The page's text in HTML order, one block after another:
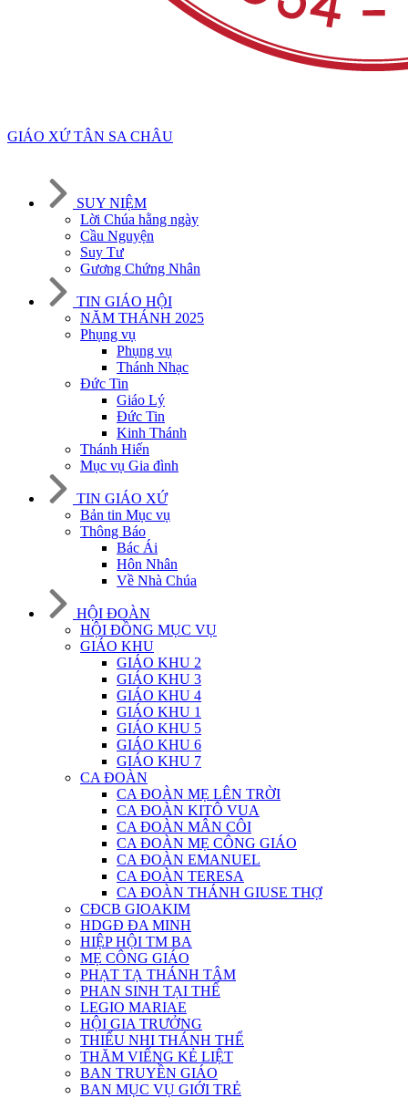
GIÁO XỨ TÂN SA CHÂU
SUY NIỆM
Lời Chúa hằng ngày
Cầu Nguyện
Suy Tư
Gương Chứng Nhân
TIN GIÁO HỘI
NĂM THÁNH 2025
Phụng vụ
Phụng vụ
Thánh Nhạc
Đức Tin
Giáo Lý
Đức Tin
Kinh Thánh
Thánh Hiến
Mục vụ Gia đình
TIN GIÁO XỨ
Bản tin Mục vụ
Thông Báo
Bác Ái
Hôn Nhân
Về Nhà Chúa
HỘI ĐOÀN
HỘI ĐỒNG MỤC VỤ
GIÁO KHU
GIÁO KHU 2
GIÁO KHU 3
GIÁO KHU 4
GIÁO KHU 1
GIÁO KHU 5
GIÁO KHU 6
GIÁO KHU 7
CA ĐOÀN
CA ĐOÀN MẸ LÊN TRỜI
CA ĐOÀN KITÔ VUA
CA ĐOÀN MÂN CÔI
CA ĐOÀN MẸ CÔNG GIÁO
CA ĐOÀN EMANUEL
CA ĐOÀN TERESA
CA ĐOÀN THÁNH GIUSE THỢ
CĐCB GIOAKIM
HDGĐ ĐA MINH
HIỆP HỘI TM BA
MẸ CÔNG GIÁO
PHẠT TẠ THÁNH TÂM
PHAN SINH TẠI THẾ
LEGIO MARIAE
HỘI GIA TRƯỞNG
THIẾU NHI THÁNH THỂ
THĂM VIẾNG KẺ LIỆT
BAN TRUYỀN GIÁO
BAN MỤC VỤ GIỚI TRẺ